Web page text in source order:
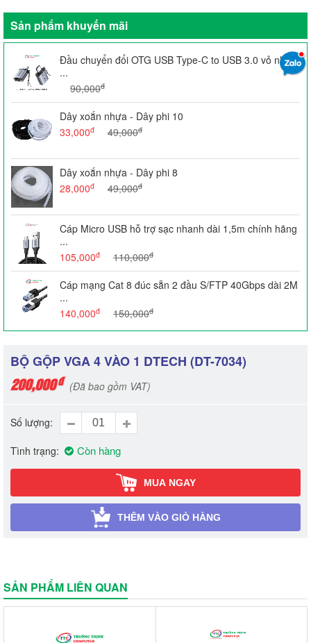
Sản phẩm khuyến mãi
Đầu chuyển đổi OTG USB Type-C to USB 3.0 vỏ nhôm
...
90,000đ
Dây xoắn nhựa - Dây phi 10
33,000đ 49,000đ
Dây xoắn nhựa - Dây phi 8
28,000đ 49,000đ
Cáp Micro USB hỗ trợ sạc nhanh dài 1,5m chính hãng
...
105,000đ 110,000đ
Cáp mạng Cat 8 đúc sẵn 2 đầu S/FTP 40Gbps dài 2M
...
140,000đ 150,000đ
BỘ GỘP VGA 4 VÀO 1 DTECH (DT-7034)
200,000đ (Đã bao gồm VAT)
Số lượng
Tình trạng Còn hàng
MUA NGAY
THÊM VÀO GIỎ HÀNG
SẢN PHẨM LIÊN QUAN